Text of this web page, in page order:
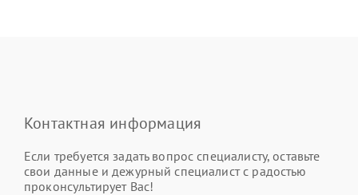
Контактная информация
Если требуется задать вопрос специалисту, оставьте
свои данные и дежурный специалист с радостью
проконсультирует Вас!